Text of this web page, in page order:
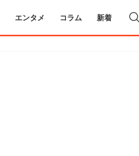
エンタメ コラム 新着